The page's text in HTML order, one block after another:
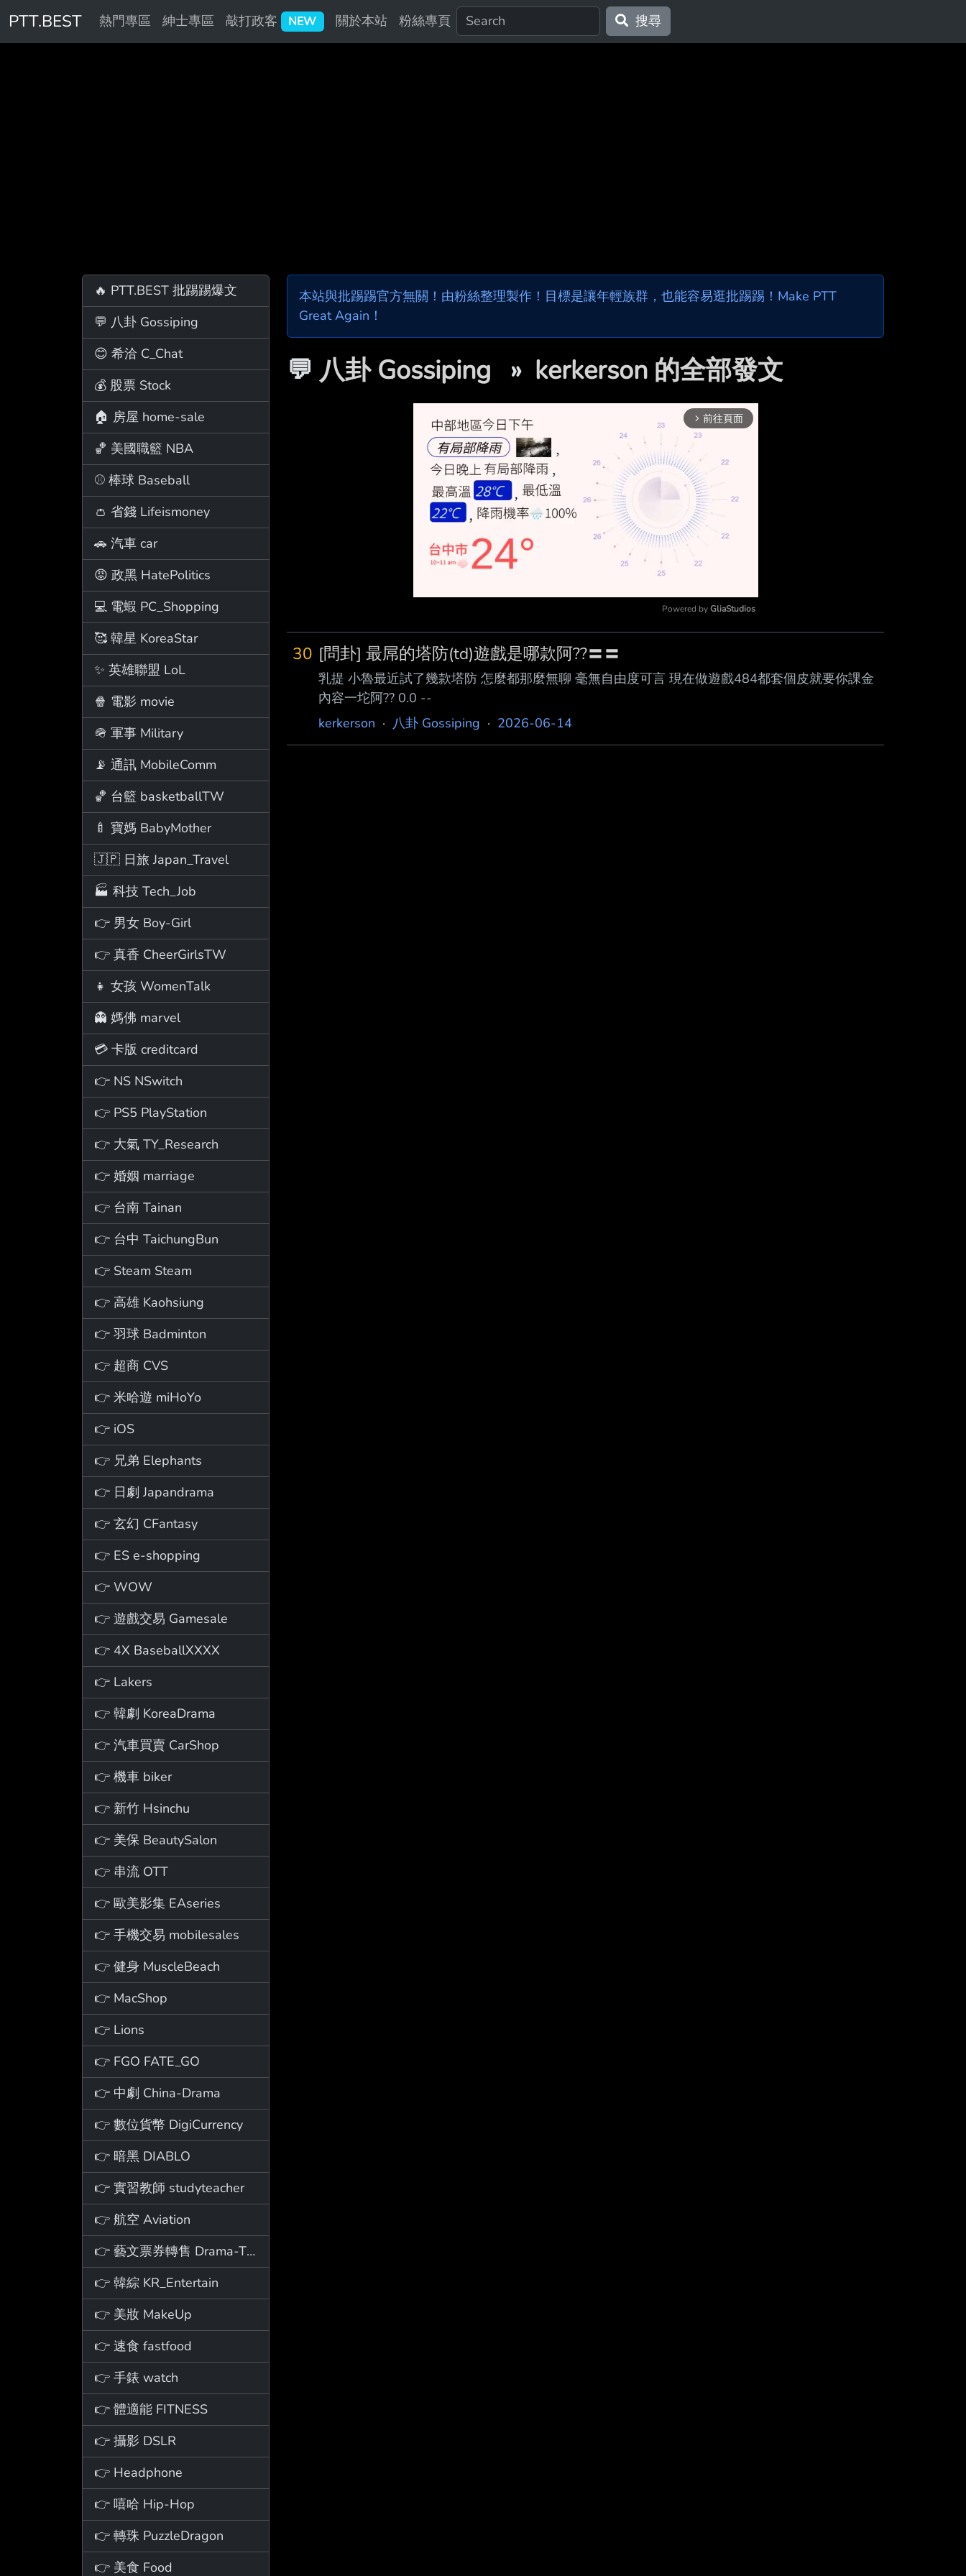
PTT.BEST 熱門專區 紳士專區 敲打政客 NEW 關於本站 粉絲專頁 搜尋
🔥 PTT.BEST 批踢踢爆文
💬 八卦 Gossiping
😊 希洽 C_Chat
💰 股票 Stock
🏠 房屋 home-sale
🏀 美國職籃 NBA
⚾ 棒球 Baseball
👛 省錢 Lifeismoney
🚗 汽車 car
😡 政黑 HatePolitics
💻 電蝦 PC_Shopping
🥰 韓星 KoreaStar
✨ 英雄聯盟 LoL
🍿 電影 movie
🪖 軍事 Military
📡 通訊 MobileComm
🏀 台籃 basketballTW
🍼 寶媽 BabyMother
🇯🇵 日旅 Japan_Travel
🏭 科技 Tech_Job
👉 男女 Boy-Girl
👉 真香 CheerGirlsTW
👧 女孩 WomenTalk
👻 媽佛 marvel
💳 卡版 creditcard
👉 NS NSwitch
👉 PS5 PlayStation
👉 大氣 TY_Research
👉 婚姻 marriage
👉 台南 Tainan
👉 台中 TaichungBun
👉 Steam Steam
👉 高雄 Kaohsiung
👉 羽球 Badminton
👉 超商 CVS
👉 米哈遊 miHoYo
👉 iOS
👉 兄弟 Elephants
👉 日劇 Japandrama
👉 玄幻 CFantasy
👉 ES e-shopping
👉 WOW
👉 遊戲交易 Gamesale
👉 4X BaseballXXXX
👉 Lakers
👉 韓劇 KoreaDrama
👉 汽車買賣 CarShop
👉 機車 biker
👉 新竹 Hsinchu
👉 美保 BeautySalon
👉 串流 OTT
👉 歐美影集 EAseries
👉 手機交易 mobilesales
👉 健身 MuscleBeach
👉 MacShop
👉 Lions
👉 FGO FATE_GO
👉 中劇 China-Drama
👉 數位貨幣 DigiCurrency
👉 暗黑 DIABLO
👉 實習教師 studyteacher
👉 航空 Aviation
👉 藝文票券轉售 Drama-Ticket
👉 韓綜 KR_Entertain
👉 美妝 MakeUp
👉 速食 fastfood
👉 手錶 watch
👉 體適能 FITNESS
👉 攝影 DSLR
👉 Headphone
👉 嘻哈 Hip-Hop
👉 轉珠 PuzzleDragon
👉 美食 Food
本站與批踢踢官方無關！由粉絲整理製作！目標是讓年輕族群，也能容易逛批踢踢！Make PTT
Great Again！
💬 八卦 Gossiping » kerkerson 的全部發文
arrow_forward_ios 前往頁面
Powered by GliaStudios
30 [問卦] 最屌的塔防(td)遊戲是哪款阿??〓〓
乳提 小魯最近試了幾款塔防 怎麼都那麼無聊 毫無自由度可言 現在做遊戲484都套個皮就要你課金
內容一坨阿?? 0.0 --
kerkerson · 八卦 Gossiping · 2026-06-14